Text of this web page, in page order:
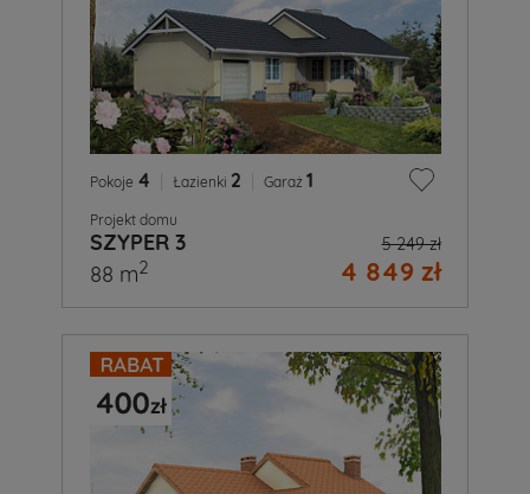
Pokoje 4 Łazienki 2 Garaż 1
Projekt domu
SZYPER 3 5 249 zł
4 849 zł
88 m2